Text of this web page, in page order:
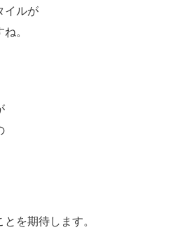
イルが
。
を期待します。